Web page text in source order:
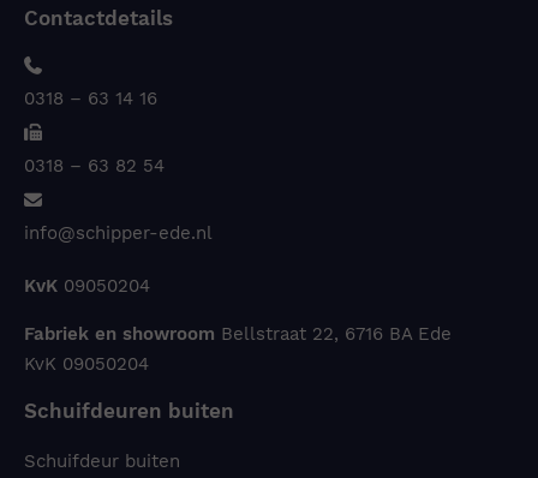
Contactdetails
0318 – 63 14 16
0318 – 63 82 54
info@schipper-ede.nl
KvK 09050204
Fabriek en showroom Bellstraat 22, 6716 BA Ede
KvK 09050204
Schuifdeuren buiten
Schuifdeur buiten